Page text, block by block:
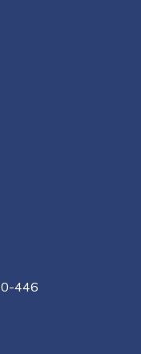
446